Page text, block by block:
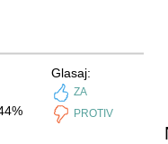
Glasaj:
ZA
PROTIV